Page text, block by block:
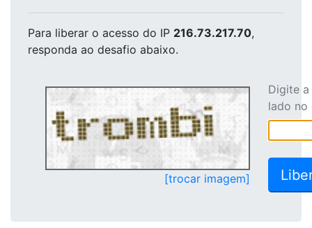
Para liberar o acesso do IP 216.73.217.70,
responda ao desafio abaixo.
[trocar imagem]
Digite
lado no